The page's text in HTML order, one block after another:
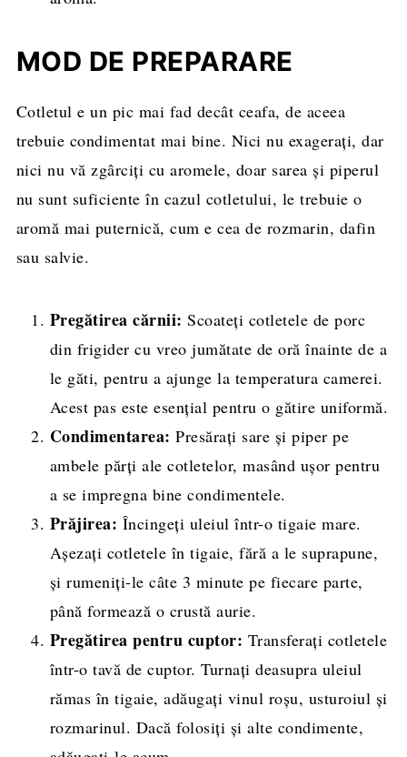
MOD DE PREPARARE
Cotletul e un pic mai fad decât ceafa, de aceea
trebuie condimentat mai bine. Nici nu exageraţi, dar
nici nu vă zgârciţi cu aromele, doar sarea şi piperul
nu sunt suficiente în cazul cotletului, le trebuie o
aromă mai puternică, cum e cea de rozmarin, dafin
sau salvie.
Pregătirea cărnii: Scoateți cotletele de porc
din frigider cu vreo jumătate de oră înainte de a
le găti, pentru a ajunge la temperatura camerei.
Acest pas este esențial pentru o gătire uniformă.
Condimentarea: Presărați sare și piper pe
ambele părți ale cotletelor, masând ușor pentru
a se impregna bine condimentele.
Prăjirea: Încingeți uleiul într-o tigaie mare.
Așezați cotletele în tigaie, fără a le suprapune,
și rumeniți-le câte 3 minute pe fiecare parte,
până formează o crustă aurie.
Pregătirea pentru cuptor: Transferați cotletele
într-o tavă de cuptor. Turnați deasupra uleiul
rămas în tigaie, adăugați vinul roșu, usturoiul și
rozmarinul. Dacă folosiți și alte condimente,